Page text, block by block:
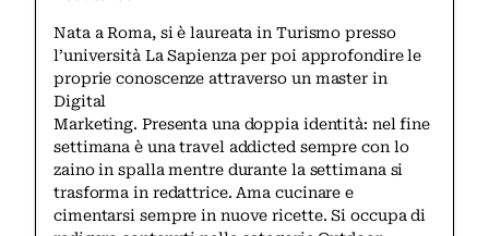
Nata a Roma, si è laureata in Turismo presso
l’università La Sapienza per poi approfondire le
proprie conoscenze attraverso un master in
Digital
Marketing. Presenta una doppia identità: nel fine
settimana è una travel addicted sempre con lo
zaino in spalla mentre durante la settimana si
trasforma in redattrice. Ama cucinare e
cimentarsi sempre in nuove ricette. Si occupa di